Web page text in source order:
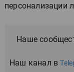
персонализации
Наше
Наш канал в